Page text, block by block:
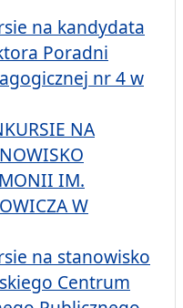
na kandydata
Poradni
nr 4 w
NA
IM.
W
na stanowisko
Centrum